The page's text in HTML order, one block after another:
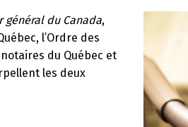
général du Canada,
l’Ordre des
du Québec et
les deux